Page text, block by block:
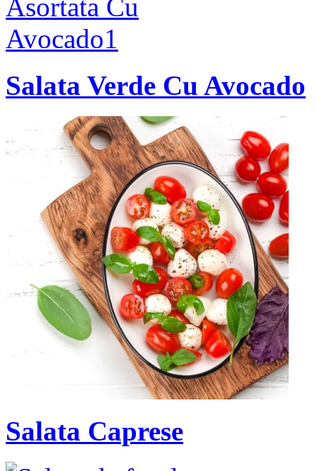
Salata Verde Cu Avocado
Salata Caprese